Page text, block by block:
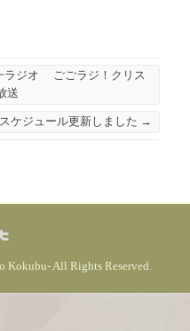
ラジオ ごごラジ！クリス
送
スケジュール更新しました →
Kokubu-All Rights Reserved.